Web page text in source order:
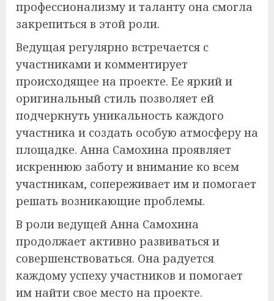
профессионализму и таланту она смогла
закрепиться в этой роли.
Ведущая регулярно встречается с
участниками и комментирует
происходящее на проекте. Ее яркий и
оригинальный стиль позволяет ей
подчеркнуть уникальность каждого
участника и создать особую атмосферу на
площадке. Анна Самохина проявляет
искреннюю заботу и внимание ко всем
участникам, сопереживает им и помогает
решать возникающие проблемы.
В роли ведущей Анна Самохина
продолжает активно развиваться и
совершенствоваться. Она радуется
каждому успеху участников и помогает
им найти свое место на проекте.